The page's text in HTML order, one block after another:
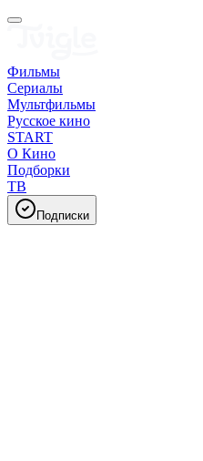
Фильмы
Сериалы
Мультфильмы
Русское кино
START
О Кино
Подборки
ТВ
Подписки